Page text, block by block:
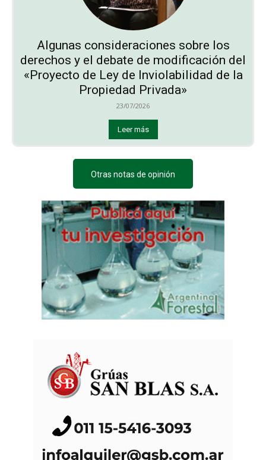
Algunas consideraciones sobre los
derechos y el debate de modificación del
«Proyecto de Ley de Inviolabilidad de la
Propiedad Privada»
23/07/2026
Leer más
Otras notas de opinión